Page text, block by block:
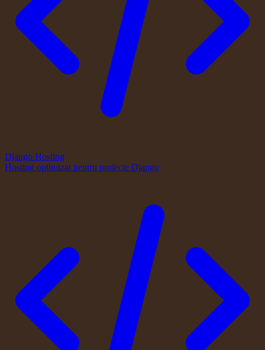
Django Hosting
Hosting optimizat pentru proiecte Django